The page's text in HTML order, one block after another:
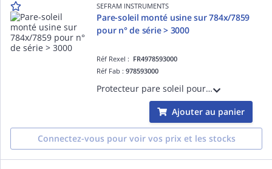
SEFRAM INSTRUMENTS
Pare-soleil monté usine sur 784x/7859
pour n° de série > 3000
Réf Rexel : FR4978593000
Réf Fab :978593000
Protecteur pare soleil pour Sefram 7848 et 7849 n° série > 3000. Il permet de gagner en visibilité lorsque le soleil est présent.
Ajouter au panier
Connectez-vous pour voir vos prix et les stocks